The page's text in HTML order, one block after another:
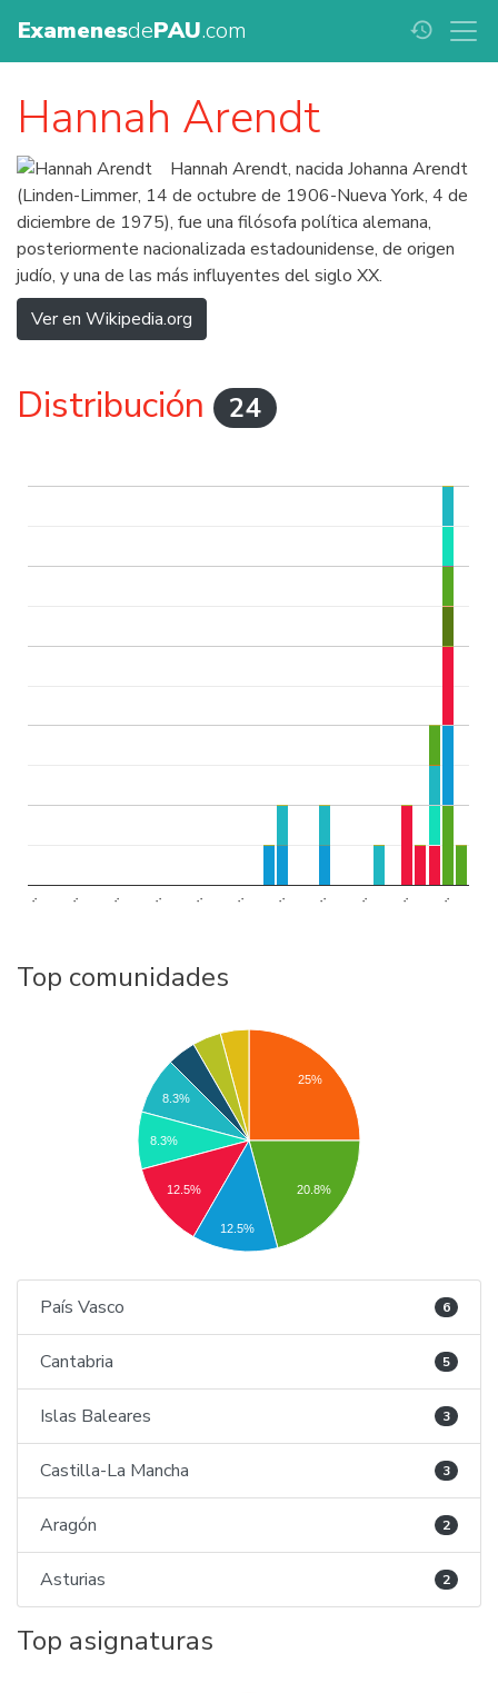
ExamenesdePAU.com history
Hannah Arendt
Hannah Arendt, nacida Johanna Arendt
(Linden-Limmer, 14 de octubre de 1906-Nueva York, 4 de
diciembre de 1975), fue una filósofa política alemana,
posteriormente nacionalizada estadounidense, de origen
judío, y una de las más influyentes del siglo XX.
Ver en Wikipedia.org
Distribución 24
.. .. .. .. .. .. .. .. .. .. ..
Top comunidades
25%
20.8%
8.3%
8.3%
12.5%
12.5%
País Vasco 6
Cantabria 5
Islas Baleares 3
Castilla-La Mancha 3
Aragón 2
Asturias 2
Top asignaturas